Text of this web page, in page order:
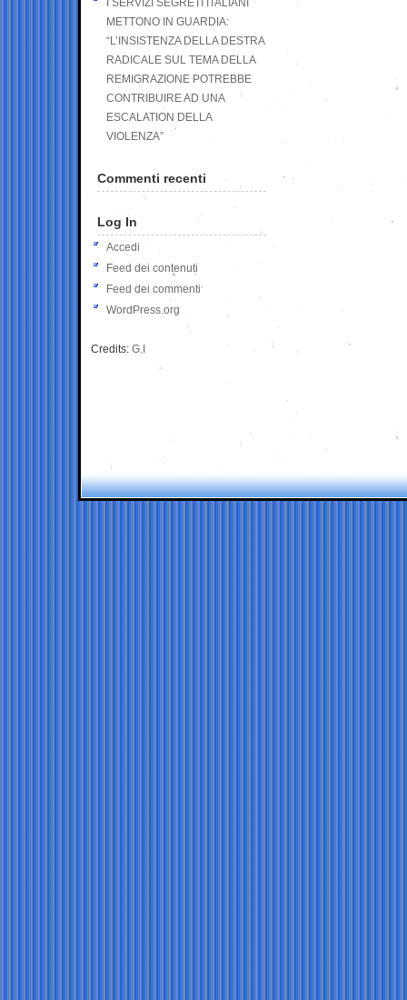
I SERVIZI SEGRETI ITALIANI
METTONO IN GUARDIA:
“L’INSISTENZA DELLA DESTRA
RADICALE SUL TEMA DELLA
REMIGRAZIONE POTREBBE
CONTRIBUIRE AD UNA
ESCALATION DELLA
VIOLENZA”
Commenti recenti
Log In
Accedi
Feed dei contenuti
Feed dei commenti
WordPress.org
Credits: G.I